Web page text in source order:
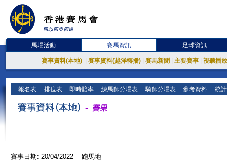
馬場活動 賽馬資訊 足球資訊
賽事資料(本地) 賽事資料(越洋轉播) 賽馬新聞 主要賽事 視聽播
報名表 排位表 即時賠率 練馬師分場表 騎師分場表 參考資料 統
賽事日期: 20/04/2022 跑馬地